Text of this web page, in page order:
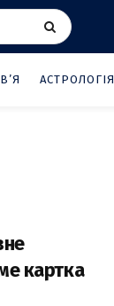
АСТРОЛОГІЯ
картка